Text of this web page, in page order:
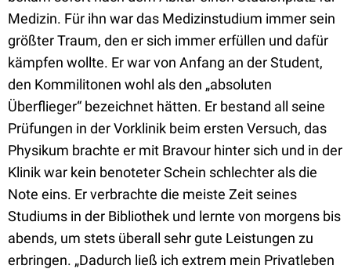
Medizin. Für ihn war das Medizinstudium immer sein
größter Traum, den er sich immer erfüllen und dafür
kämpfen wollte. Er war von Anfang an der Student,
den Kommilitonen wohl als den „absoluten
Überflieger“ bezeichnet hätten. Er bestand all seine
Prüfungen in der Vorklinik beim ersten Versuch, das
Physikum brachte er mit Bravour hinter sich und in der
Klinik war kein benoteter Schein schlechter als die
Note eins. Er verbrachte die meiste Zeit seines
Studiums in der Bibliothek und lernte von morgens bis
abends, um stets überall sehr gute Leistungen zu
erbringen. „Dadurch ließ ich extrem mein Privatleben